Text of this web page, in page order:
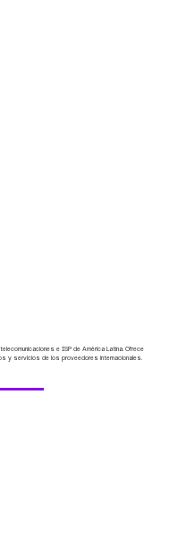
e ISP de América Latina. Ofrece
y servicios de los proveedores internacionales.